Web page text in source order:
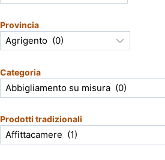
Provincia
Categoria
Prodotti tradizionali